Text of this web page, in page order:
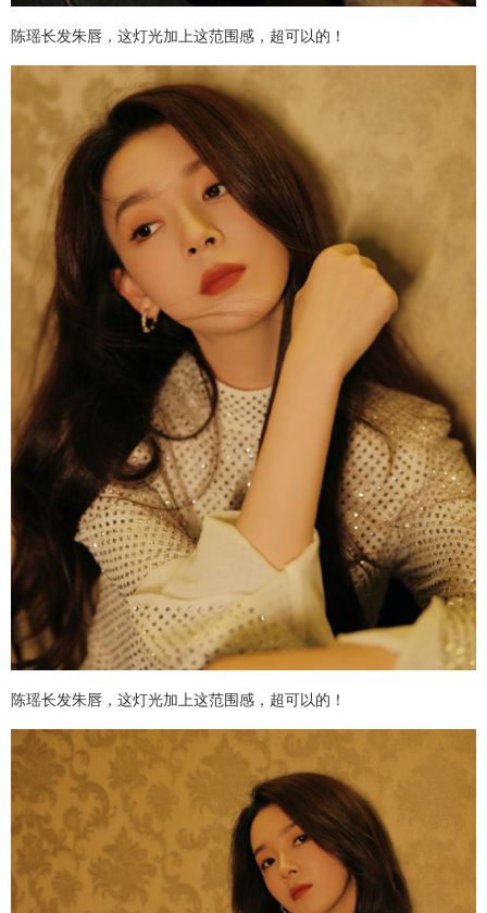
陈瑶长发朱唇，这灯光加上这范围感，超可以的！
陈瑶长发朱唇，这灯光加上这范围感，超可以的！